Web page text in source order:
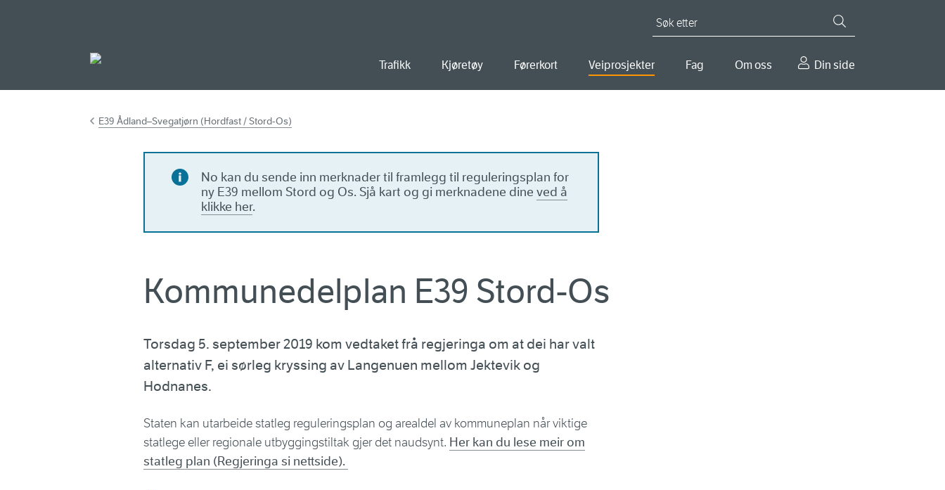
Trafikk Kjøretøy Førerkort Veiprosjekter Fag Om oss Din side
E39 Ådland–Svegatjørn (Hordfast / Stord-Os)
No kan du sende inn merknader til framlegg til reguleringsplan for
ny E39 mellom Stord og Os. Sjå kart og gi merknadene dine ved å
klikke her.
Kommunedelplan E39 Stord-Os
Torsdag 5. september 2019 kom vedtaket frå regjeringa om at dei har valt
alternativ F, ei sørleg kryssing av Langenuen mellom Jektevik og
Hodnanes.
Staten kan utarbeide statleg reguleringsplan og arealdel av kommuneplan når viktige
statlege eller regionale utbyggingstiltak gjer det naudsynt. Her kan du lese meir om
statleg plan (Regjeringa si nettside).